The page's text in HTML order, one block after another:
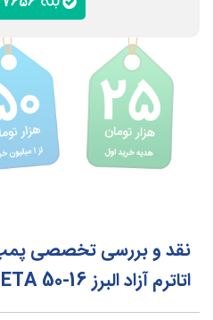
نقد و بررسی تخصصی
اتاترم آزاد البرز ETA 50-16 سه فاز